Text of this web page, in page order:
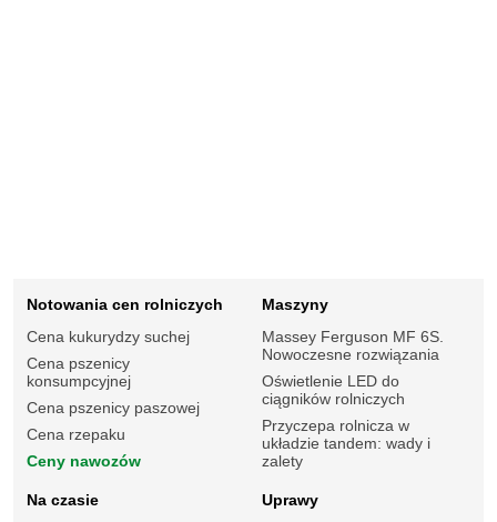
Notowania cen rolniczych
Cena kukurydzy suchej
Cena pszenicy
konsumpcyjnej
Cena pszenicy paszowej
Cena rzepaku
Ceny nawozów
Maszyny
Massey Ferguson MF 6S.
Nowoczesne rozwiązania
Oświetlenie LED do
ciągników rolniczych
Przyczepa rolnicza w
układzie tandem: wady i
zalety
Na czasie
Uprawy